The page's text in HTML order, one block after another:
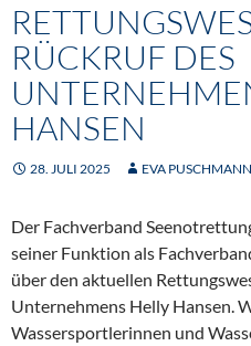
RÜCKRUF DES
HANSEN
28. JULI 2025 EVA PUSCHMANN
Der Fachverband
seiner Funktion als
über den aktuellen
Unternehmens Helly Hansen.
Wassersportlerinnen und